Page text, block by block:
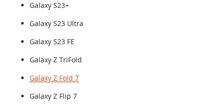
Galaxy S23+
Galaxy S23 Ultra
Galaxy S23 FE
Galaxy Z TriFold
Galaxy Z Fold 7
Galaxy Z Flip 7